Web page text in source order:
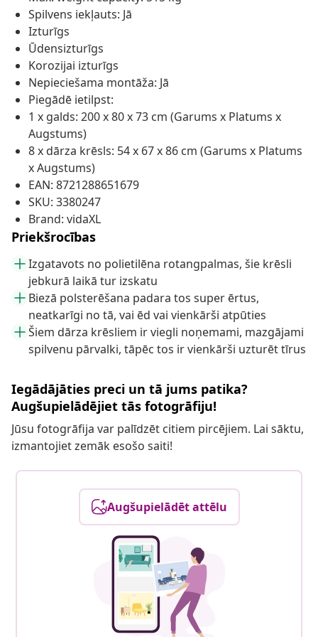
Spilvens iekļauts: Jā
Izturīgs
Ūdensizturīgs
Korozijai izturīgs
Nepieciešama montāža: Jā
Piegādē ietilpst:
1 x galds: 200 x 80 x 73 cm (Garums x Platums x
Augstums)
8 x dārza krēsls: 54 x 67 x 86 cm (Garums x Platums
x Augstums)
EAN: 8721288651679
SKU: 3380247
Brand: vidaXL
Priekšrocības
Izgatavots no polietilēna rotangpalmas, šie krēsli
jebkurā laikā tur izskatu
Biezā polsterēšana padara tos super ērtus,
neatkarīgi no tā, vai ēd vai vienkārši atpūties
Šiem dārza krēsliem ir viegli noņemami, mazgājami
spilvenu pārvalki, tāpēc tos ir vienkārši uzturēt tīrus
Iegādājāties preci un tā jums patika?
Augšupielādējiet tās fotogrāfiju!
Jūsu fotogrāfija var palīdzēt citiem pircējiem. Lai sāktu,
izmantojiet zemāk esošo saiti!
Augšupielādēt attēlu